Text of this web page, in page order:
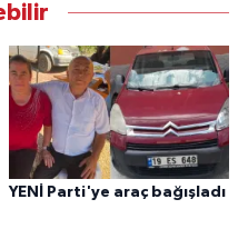
YENİ Parti'ye araç bağışladı